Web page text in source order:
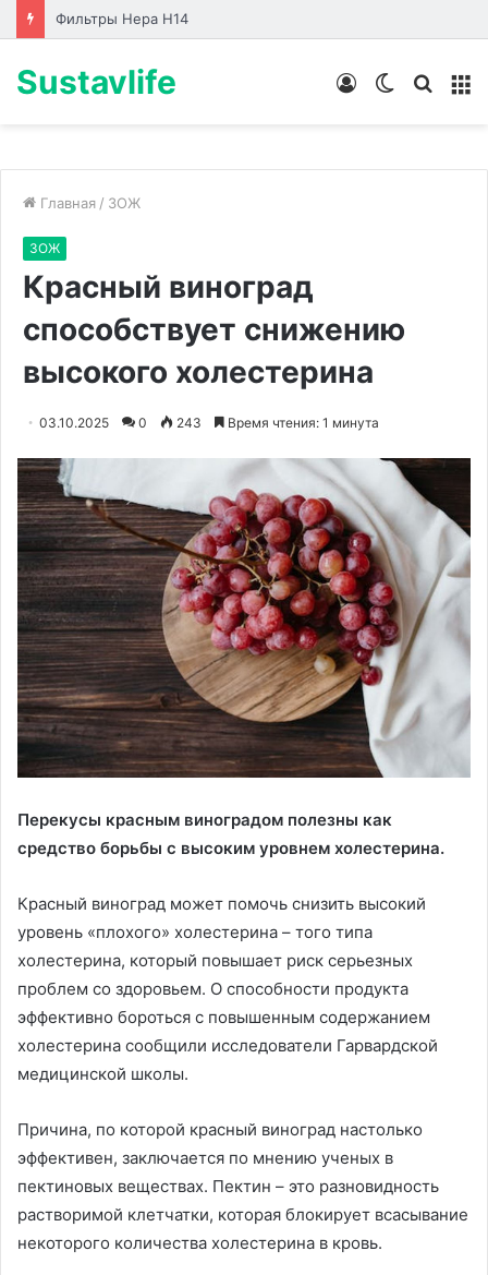
Лабораторные стенды по направлениям
Sustavlife
Switch
Войти
Главная / ЗОЖ
ЗОЖ
Красный виноград
способствует снижению
высокого холестерина
03.10.2025 0 243 Время чтения: 1 минута
Перекусы красным виноградом полезны как
средство борьбы с высоким уровнем холестерина.
Красный виноград может помочь снизить высокий
уровень «плохого» холестерина – того типа
холестерина, который повышает риск серьезных
проблем со здоровьем. О способности продукта
эффективно бороться с повышенным содержанием
холестерина сообщили исследователи Гарвардской
медицинской школы.
Причина, по которой красный виноград настолько
эффективен, заключается по мнению ученых в
пектиновых веществах. Пектин – это разновидность
растворимой клетчатки, которая блокирует всасывание
некоторого количества холестерина в кровь.